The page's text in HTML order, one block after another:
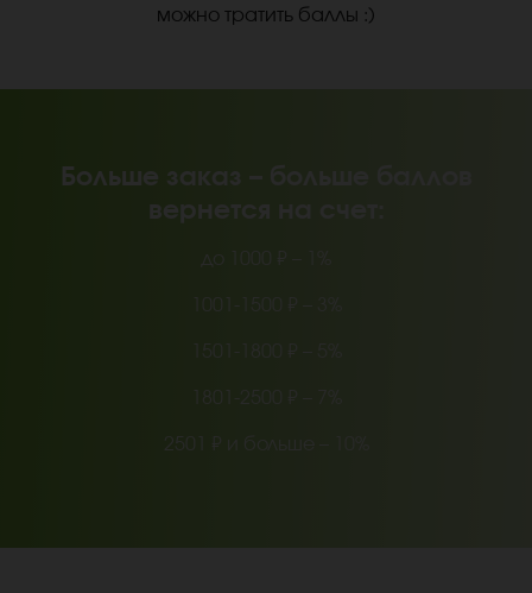
можно тратить баллы :)
Больше заказ – больше баллов
вернется на счет:
2501 ₽ и больше – 10%